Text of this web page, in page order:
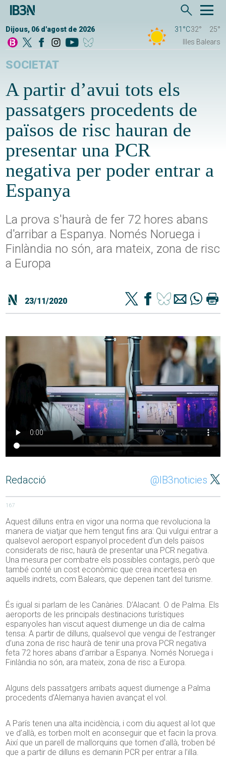
Dijous, 06 d'agost de 2026 31°C32°
25°
Illes Balears
SOCIETAT
A partir d’avui tots els
passatgers procedents de
països de risc hauran de
presentar una PCR
negativa per poder entrar a
Espanya
La prova s'haurà de fer 72 hores abans
d'arribar a Espanya. Només Noruega i
Finlàndia no són, ara mateix, zona de risc
a Europa
23/11/2020
Redacció @IB3noticies
167
Aquest dilluns entra en vigor una norma que revoluciona la
manera de viatjar que hem tengut fins ara: Qui vulgui entrar a
qualsevol aeroport espanyol procedent d’un dels països
considerats de risc, haurà de presentar una PCR negativa.
Una mesura per combatre els possibles contagis, però que
també conté un cost econòmic que crea incertesa en
aquells indrets, com Balears, que depenen tant del turisme.
És igual si parlam de les Canàries. D’Alacant. O de Palma. Els
aeroports de les principals destinacions turístiques
espanyoles han viscut aquest diumenge un dia de calma
tensa: A partir de dilluns, qualsevol que vengui de l’estranger
d’una zona de risc haurà de tenir una prova PCR negativa
feta 72 hores abans d’arribar a Espanya. Només Noruega i
Finlàndia no són, ara mateix, zona de risc a Europa.
Alguns dels passatgers arribats aquest diumenge a Palma
procedents d’Alemanya havien avançat el vol.
A París tenen una alta incidència, i com diu aquest al·lot que
ve d’allà, es torben molt en aconseguir que et facin la prova.
Així que un parell de mallorquins que tornen d’allà, troben bé
que a partir de dilluns es demanin PCR per entrar a l’illa.